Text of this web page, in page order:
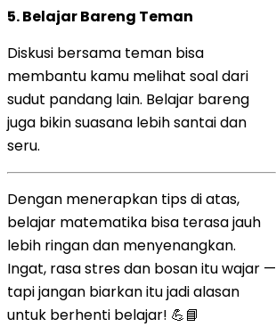
5.Belajar Bareng Teman
Diskusi bersama teman bisa
membantu kamu melihat soal dari
sudut pandang lain. Belajar bareng
juga bikin suasana lebih santai dan
seru.
Dengan menerapkan tips di atas,
belajar matematika bisa terasa jauh
lebih ringan dan menyenangkan.
Ingat, rasa stres dan bosan itu wajar —
tapi jangan biarkan itu jadi alasan
untuk berhenti belajar! 💪📘